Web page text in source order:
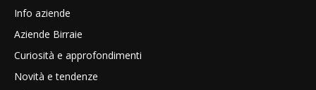
Info aziende
Aziende Birraie
Curiosità e approfondimenti
Novità e tendenze